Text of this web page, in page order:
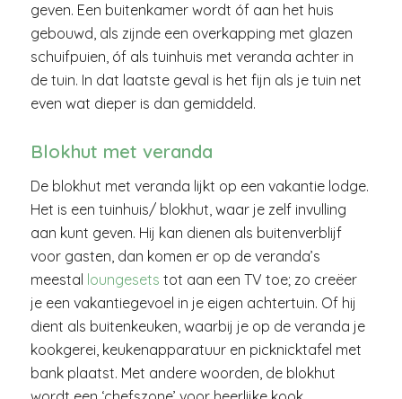
geven. Een buitenkamer wordt óf aan het huis
gebouwd, als zijnde een overkapping met glazen
schuifpuien, óf als tuinhuis met veranda achter in
de tuin. In dat laatste geval is het fijn als je tuin net
even wat dieper is dan gemiddeld.
Blokhut met veranda
De blokhut met veranda lijkt op een vakantie lodge.
Het is een tuinhuis/ blokhut, waar je zelf invulling
aan kunt geven. Hij kan dienen als buitenverblijf
voor gasten, dan komen er op de veranda’s
meestal loungesets tot aan een TV toe; zo creëer
je een vakantiegevoel in je eigen achtertuin. Of hij
dient als buitenkeuken, waarbij je op de veranda je
kookgerei, keukenapparatuur en picknicktafel met
bank plaatst. Met andere woorden, de blokhut